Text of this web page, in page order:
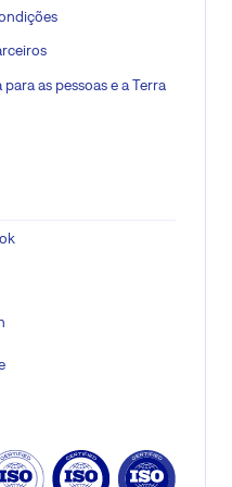
para as pessoas e a Terra